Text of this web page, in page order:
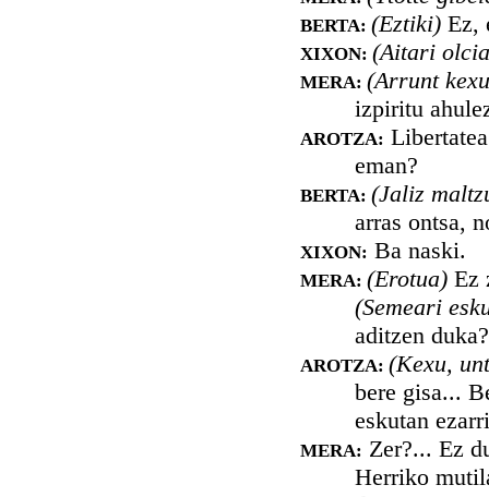
BERTA: (Eztiki) Ez,
XIXON: (Aitari
MERA: (Arrunt
izpiritu
AROTZA:
eman?
BERTA: (Jaliz
arras ontsa,
XIXON: Ba naski.
MERA: (Erotua) Ez
(Semeari
aditzen
AROTZA: (Kexu,
bere gisa...
eskutan
MERA: Zer?... Ez
Herriko